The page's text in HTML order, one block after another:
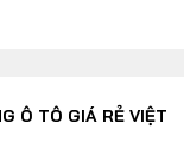
Ô TÔ GIÁ RẺ VIỆT